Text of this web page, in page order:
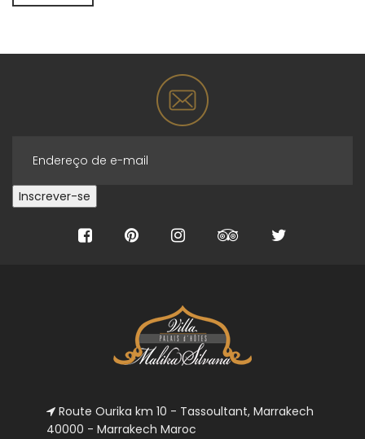
Route Ourika km 10 - Tassoultant, Marrakech
40000 - Marrakech Maroc